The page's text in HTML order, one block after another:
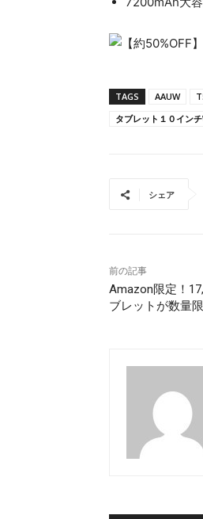
TAGS AAUW
タブレット１０イン
シェア
前の記事
Amazon限定！
ブレットが数量